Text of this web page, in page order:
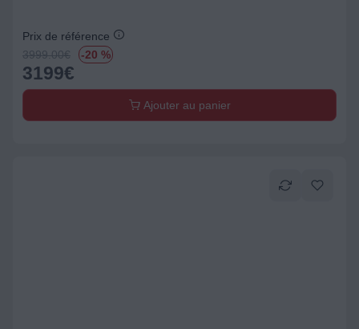
Prix de référence
3999.00€ -20 %
3199€
Ajouter au panier